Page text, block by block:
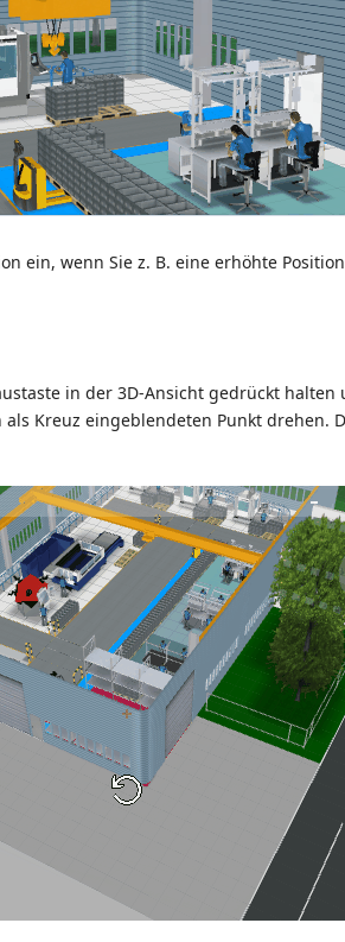
ein, wenn Sie z. B. eine erhöhte
in der 3D-Ansicht gedrückt
als Kreuz eingeblendeten Punkt